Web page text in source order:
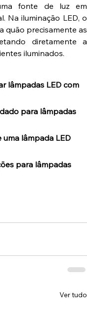
fonte de luz em
Na iluminação LED, o
quão precisamente as
diretamente a
iluminados.
lâmpadas LED com
para lâmpadas
uma lâmpada LED
para lâmpadas
Ver tudo